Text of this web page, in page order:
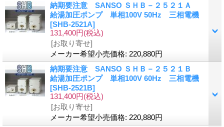
納期要注意 SANSO ＳＨＢ－２５２１Ａ
給湯加圧ポンプ 単相100V 50Hz 三相電機
[SHB-2521A]
131,400円(税込)
[お取り寄せ]
メーカー希望小売価格: 220,880円
納期要注意 SANSO ＳＨＢ－２５２１Ｂ
給湯加圧ポンプ 単相100V 60Hz 三相電機
[SHB-2521B]
131,400円(税込)
[お取り寄せ]
メーカー希望小売価格: 220,880円